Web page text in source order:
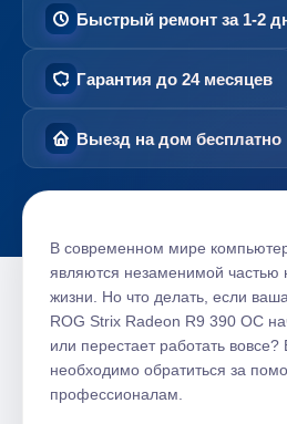
Быстрый ремонт за 1-2
Гарантия до 24 месяцев
Выезд на дом бесплатно
В современном мире
являются незаменимой частью
жизни. Но что делать, если
ROG Strix Radeon R9 390 OC
или перестает работать вовсе?
необходимо обратиться за
профессионалам.